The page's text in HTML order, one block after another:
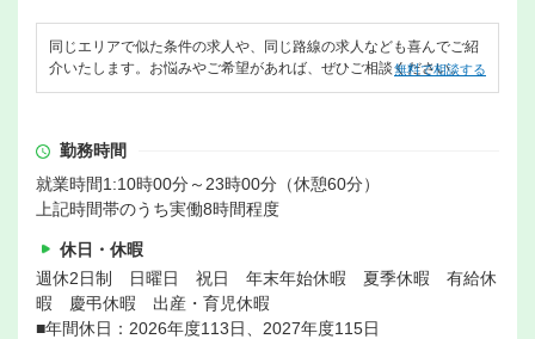
同じエリアで似た条件の求人や、同じ路線の求人なども喜んでご紹
介いたします。お悩みやご希望があれば、ぜひご相談ください。
無料で相談する
勤務時間
就業時間1:10時00分～23時00分（休憩60分）
上記時間帯のうち実働8時間程度
休日・休暇
週休2日制 日曜日 祝日 年末年始休暇 夏季休暇 有給休
暇 慶弔休暇 出産・育児休暇
■年間休日：2026年度113日、2027年度115日